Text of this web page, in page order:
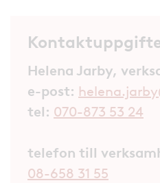
Helena Jarby,
e-post:
tel: 070-873 53 24
telefon till
08-658 31 55